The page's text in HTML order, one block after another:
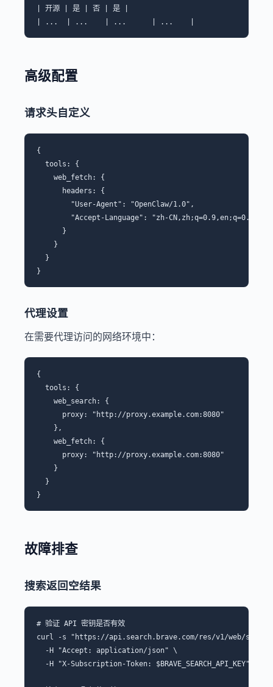
| 开源 | 是 | 否 | 是 |
高级配置
请求头自定义
{
  tools: {
    web_fetch: {
      headers: {
        "User-Agent": "OpenClaw/1.0",
        "Accept-Language": "zh-CN,zh;q=0.9,en;q=0.8"
      }
    }
  }
代理设置
在需要代理访问的网络环境中：
{
  tools: {
    web_search: {
      proxy: "http://proxy.example.com:8080"
    },
    web_fetch: {
      proxy: "http://proxy.example.com:8080"
    }
  }
故障排查
搜索返回空结果
# 验证 API 密钥是否有效
curl -s "https://api.search.brave.com/res/v1/web/
  -H "Accept: application/json" \
  -H "X-Subscription-Token: $BRAVE_SEARCH_API_KEY"